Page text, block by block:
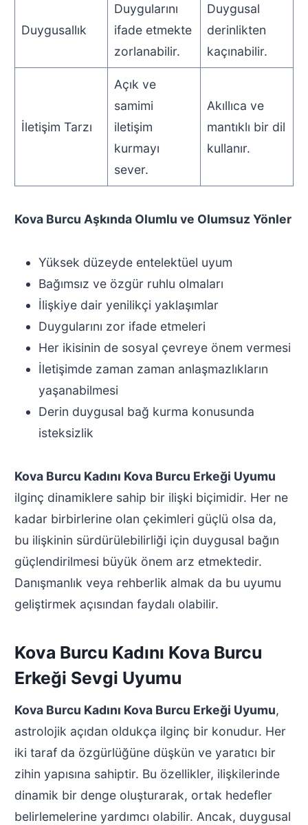
Duygusallık
Duygularını
ifade etmekte
zorlanabilir.
Duygusal
derinlikten
kaçınabilir.
İletişim Tarzı
Açık ve
samimi
iletişim
kurmayı
sever.
Akıllıca ve
mantıklı bir dil
kullanır.
Kova Burcu Aşkında Olumlu ve Olumsuz Yönler
Yüksek düzeyde entelektüel uyum
Bağımsız ve özgür ruhlu olmaları
İlişkiye dair yenilikçi yaklaşımlar
Duygularını zor ifade etmeleri
Her ikisinin de sosyal çevreye önem vermesi
İletişimde zaman zaman anlaşmazlıkların
yaşanabilmesi
Derin duygusal bağ kurma konusunda
isteksizlik
Kova Burcu Kadını Kova Burcu Erkeği Uyumu
ilginç dinamiklere sahip bir ilişki biçimidir. Her ne
kadar birbirlerine olan çekimleri güçlü olsa da,
bu ilişkinin sürdürülebilirliği için duygusal bağın
güçlendirilmesi büyük önem arz etmektedir.
Danışmanlık veya rehberlik almak da bu uyumu
geliştirmek açısından faydalı olabilir.
Kova Burcu Kadını Kova Burcu
Erkeği Sevgi Uyumu
Kova Burcu Kadını Kova Burcu Erkeği Uyumu,
astrolojik açıdan oldukça ilginç bir konudur. Her
iki taraf da özgürlüğüne düşkün ve yaratıcı bir
zihin yapısına sahiptir. Bu özellikler, ilişkilerinde
dinamik bir denge oluşturarak, ortak hedefler
belirlemelerine yardımcı olabilir. Ancak, duygusal